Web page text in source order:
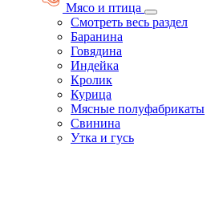
Мясо и птица
Смотреть весь раздел
Баранина
Говядина
Индейка
Кролик
Курица
Мясные полуфабрикаты
Свинина
Утка и гусь